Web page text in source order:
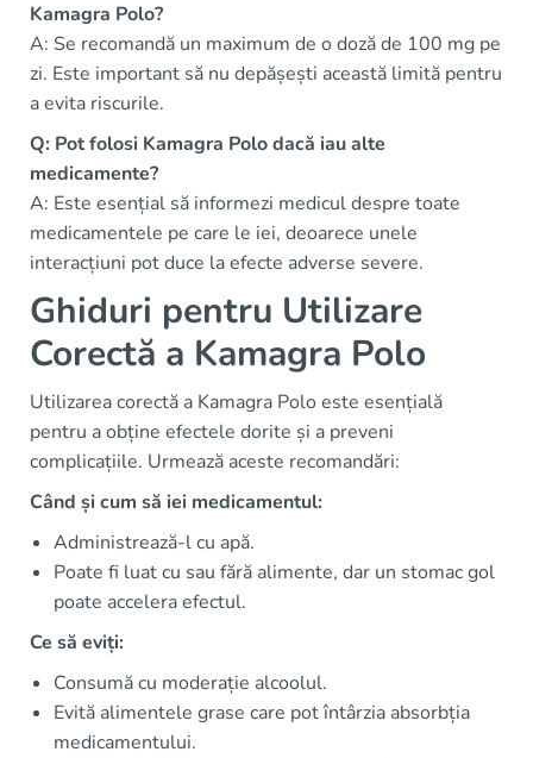
Kamagra Polo?
A: Se recomandă un maximum de o doză de 100 mg pe
zi. Este important să nu depășești această limită pentru
a evita riscurile.
Q: Pot folosi Kamagra Polo dacă iau alte
medicamente?
A: Este esențial să informezi medicul despre toate
medicamentele pe care le iei, deoarece unele
interacțiuni pot duce la efecte adverse severe.
Ghiduri pentru Utilizare
Corectă a Kamagra Polo
Utilizarea corectă a Kamagra Polo este esențială
pentru a obține efectele dorite și a preveni
complicațiile. Urmează aceste recomandări:
Când și cum să iei medicamentul:
Administrează-l cu apă.
Poate fi luat cu sau fără alimente, dar un stomac gol
poate accelera efectul.
Ce să eviți:
Consumă cu moderație alcoolul.
Evită alimentele grase care pot întârzia absorbția
medicamentului.